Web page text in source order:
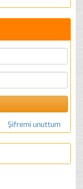
Şifremi unuttum